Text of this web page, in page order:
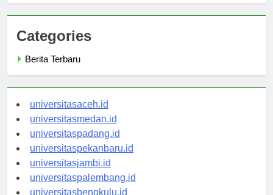
Categories
universitasaceh.id
universitasmedan.id
universitaspadang.id
universitaspekanbaru.id
universitasjambi.id
universitaspalembang.id